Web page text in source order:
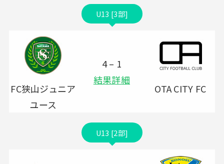
U13 [3部]
FC狭山ジュニア
ユース
4 – 1
結果詳細
OTA CITY FC
U13 [2部]